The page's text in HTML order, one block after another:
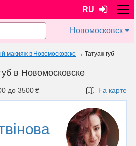
RU
Новомосковск
макияж в Новомосковске → Татуаж губ
в Новомосковске
до 3500 ₴ На карте